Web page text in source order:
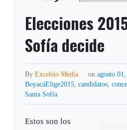
Elecciones
Sofía decide
ByExcelsio Media on agosto
BoyacáElige2015,candidatos,
Santa Sofía
Estos son los